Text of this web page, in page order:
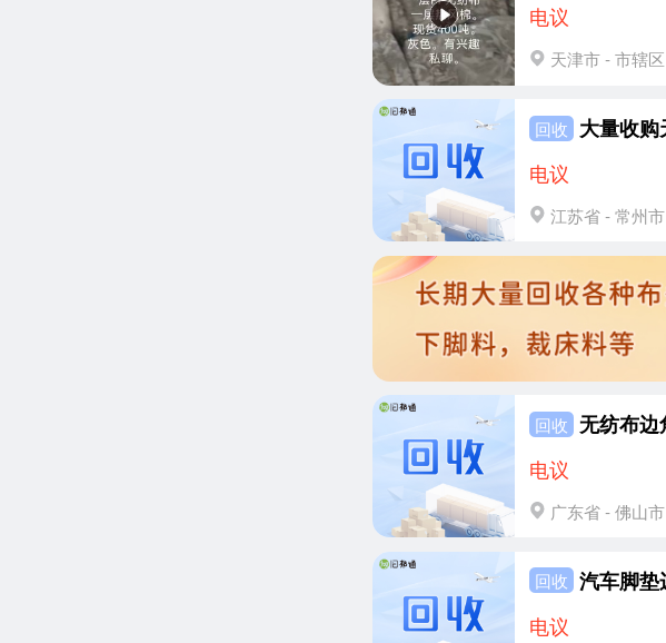
电议
天津市 - 市辖区
回收
电议
江苏省 - 常州市
回收
电议
广东省 - 佛山市
回收
电议